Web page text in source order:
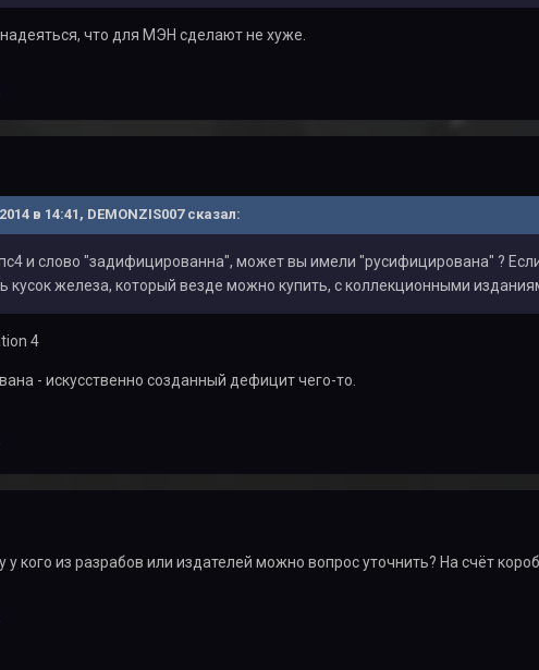
что для МЭН сделают не хуже.
в 14:41, DEMONZIS007 сказал:
и слово "задифицированна", может вы имели "русифицирована" ?
кусок железа, который везде можно купить, с коллекционными
4
- искусственно созданный дефицит чего-то.
у кого из разрабов или издателей можно вопрос уточнить? На счёт